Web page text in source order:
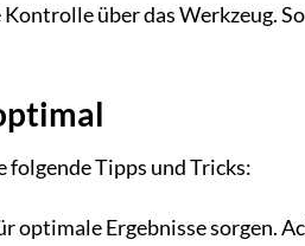
über das Werkzeug.
folgende Tipps und Tricks:
optimale Ergebnisse sorgen.